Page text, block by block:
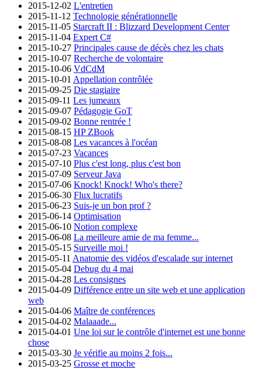
2015-12-02 L'entretien
2015-11-12 Technologie générationnelle
2015-11-05 Starcraft II : Blizzard Development Center
2015-11-04 Expert C#
2015-10-27 Principales cause de décès chez les chats
2015-10-07 Recherche de volontaire
2015-10-06 VdCdM
2015-10-01 Appellation contrôlée
2015-09-25 Die stagiaire
2015-09-11 Les jumeaux
2015-09-07 Pédagogie GoT
2015-09-02 Bonne rentrée !
2015-08-15 HP ZBook
2015-08-08 Les vacances à l'océan
2015-07-23 Vacances
2015-07-10 Plus c'est long, plus c'est bon
2015-07-09 Serveur Java
2015-07-06 Knock! Knock! Who's there?
2015-06-30 Flux lucratifs
2015-06-23 Suis-je un bon prof ?
2015-06-14 Optimisation
2015-06-10 Notion complexe
2015-06-08 La meilleure amie de ma femme...
2015-05-15 Surveille moi !
2015-05-11 Anatomie des vidéos d'escalade sur internet
2015-05-04 Debug du 4 mai
2015-04-28 Les consignes
2015-04-09 Différence entre un site web et une application
web
2015-04-06 Maître de conférences
2015-04-02 Malaaade...
2015-04-01 Une loi sur le contrôle d'internet est une bonne
chose
2015-03-30 Je vérifie au moins 2 fois...
2015-03-25 Grosse et moche